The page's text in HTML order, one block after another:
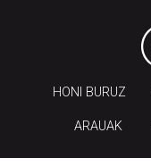
HONI BURUZ
ARAUAK